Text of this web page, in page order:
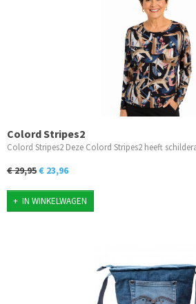
Colord Stripes2
Colord Stripes2 Deze Colord Stripes2 heeft
€ 29,95€ 23,96
IN WINKELWAGEN